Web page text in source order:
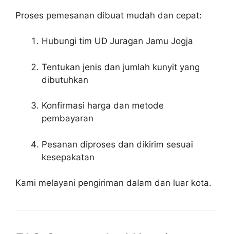
Proses pemesanan dibuat mudah dan cepat:
Hubungi tim UD Juragan Jamu Jogja
Tentukan jenis dan jumlah kunyit yang
dibutuhkan
Konfirmasi harga dan metode
pembayaran
Pesanan diproses dan dikirim sesuai
kesepakatan
Kami melayani pengiriman dalam dan luar kota.